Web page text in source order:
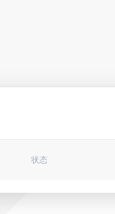
状态